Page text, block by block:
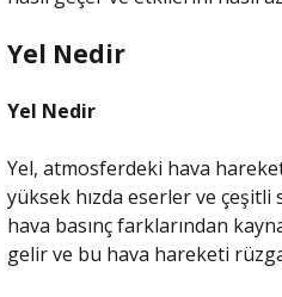
Yel Nedir
Yel Nedir
Yel, atmosferdeki hava
yüksek hızda eserler ve
hava basınç farklarından
gelir ve bu hava hareketi